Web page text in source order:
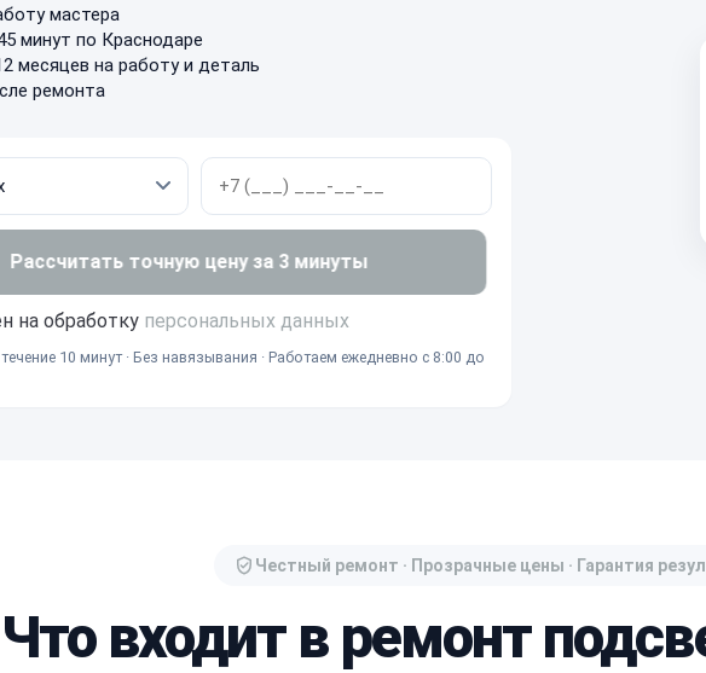
мастера
минут по Краснодаре
месяцев на работу и деталь
ремонта
Рассчитать точную цену за 3 минуты
на обработку персональных данных
10 минут · Без навязывания · Работаем ежедневно с 8:00 до
Честный ремонт · Прозрачные цены · Гарантия
Что входит в ремонт